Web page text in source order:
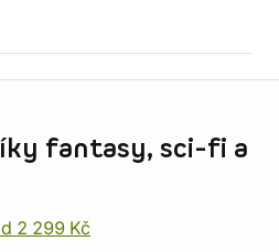
fantasy, sci-fi a
2 299 Kč